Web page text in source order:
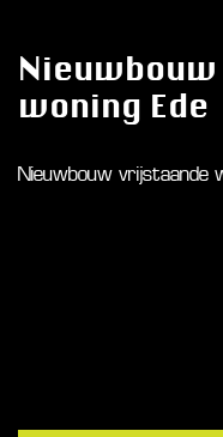
woning Ede
Nieuwbouw vrijstaande